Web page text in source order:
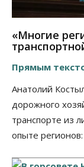
«Многие
Прямым
Анатолий
дорожного
транспорте из
опыте регионов: